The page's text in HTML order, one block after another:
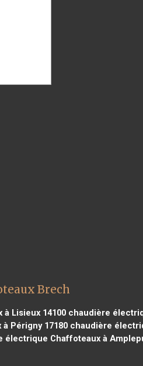
Brech
Lisieux 14100chaudière
Périgny 17180 chaudière
Chaffoteaux à